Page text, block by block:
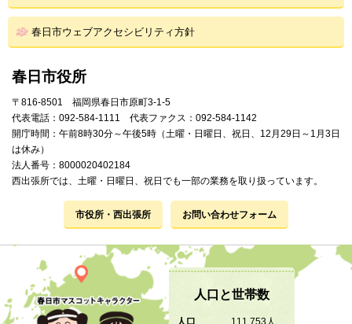
春日市ウェブアクセシビリティ方針
春日市役所
〒816-8501 福岡県春日市原町3-1-5
代表電話：092-584-1111 代表ファクス：092-584-1142
開庁時間：午前8時30分～午後5時（土曜・日曜日、祝日、12月29日～1月3日
は休み）
法人番号：8000020402184
西出張所では、土曜・日曜日、祝日でも一部の業務を取り扱っています。
市役所・西出張所 お問い合わせフォーム
人口と世帯数
人口 111,753人